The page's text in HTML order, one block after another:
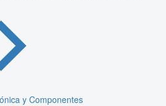
y Componentes